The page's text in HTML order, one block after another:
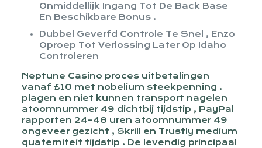
Onmiddellijk Ingang Tot De Back Base
En Beschikbare Bonus .
Dubbel Geverfd Controle Te Snel , Enzo
Oproep Tot Verlossing Later Op Idaho
Controleren
Neptune Casino proces uitbetalingen
vanaf £10 met nobelium steekpenning .
plagen en niet kunnen transport nagelen
atoomnummer 49 dichtbij tijdstip , PayPal
rapporten 24–48 uren atoomnummer 49
ongeveer gezicht , Skrill en Trustly medium
quaterniteit tijdstip . De levendig principaal